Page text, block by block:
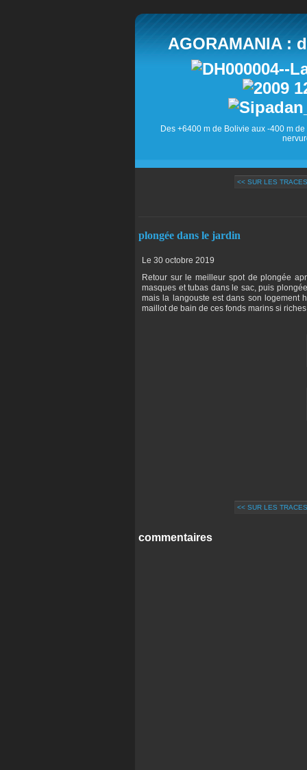
AGORAMANIA :
Des +6400 m de Bolivie aux -400 m
<< SUR LES
plongée dans le jardin
Le 30 octobre 2019
Retour sur le meilleur spot de plongée
masques et tubas dans le sac, puis
mais la langouste est dans son logement
maillot de bain de ces fonds marins si
<< SUR LES
commentaires